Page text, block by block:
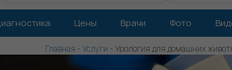
Цены Врачи Фото
Главная - Услуги - Урология для домашних